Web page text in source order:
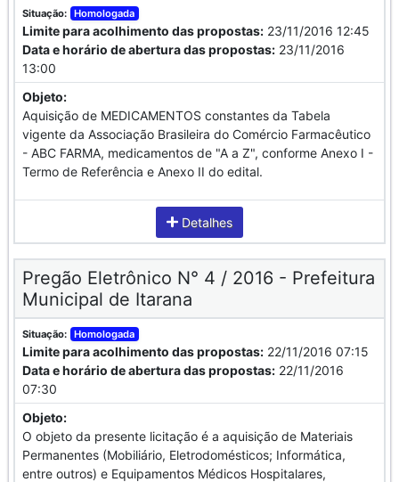
Situação: Homologada
Limite para acolhimento das propostas: 23/11/2016 12:45
Data e horário de abertura das propostas: 23/11/2016
13:00
Objeto:
Aquisição de MEDICAMENTOS constantes da Tabela
vigente da Associação Brasileira do Comércio Farmacêutico
- ABC FARMA, medicamentos de "A a Z", conforme Anexo I -
Termo de Referência e Anexo II do edital.
Detalhes
Pregão Eletrônico N° 4 / 2016 - Prefeitura
Municipal de Itarana
Situação: Homologada
Limite para acolhimento das propostas: 22/11/2016 07:15
Data e horário de abertura das propostas: 22/11/2016
07:30
Objeto:
O objeto da presente licitação é a aquisição de Materiais
Permanentes (Mobiliário, Eletrodomésticos; Informática,
entre outros) e Equipamentos Médicos Hospitalares,